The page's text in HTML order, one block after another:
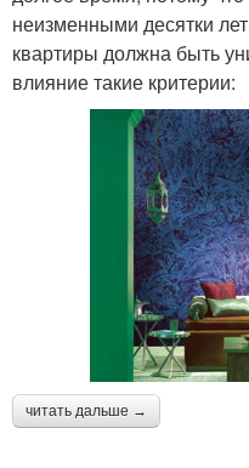
неизменными десятки
квартиры должна быть
влияние такие критерии:
читать дальше →